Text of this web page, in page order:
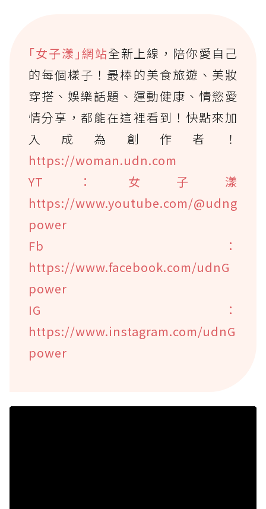
｢女子漾｣網站全新上線，陪你愛自己
的每個樣子！最棒的美食旅遊、美妝
穿搭、娛樂話題、運動健康、情慾愛
情分享，都能在這裡看到！快點來加
入成為創作者！
https://woman.udn.com
YT：女子漾
https://www.youtube.com/@udng
power
Fb：
https://www.facebook.com/udnG
power
IG：
https://www.instagram.com/udnG
power